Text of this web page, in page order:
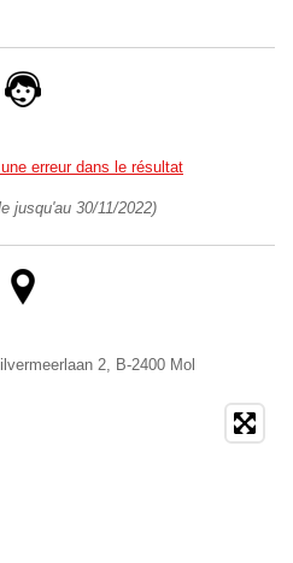
erreur dans le résultat
jusqu'au 30/11/2022)
2, B-2400 Mol